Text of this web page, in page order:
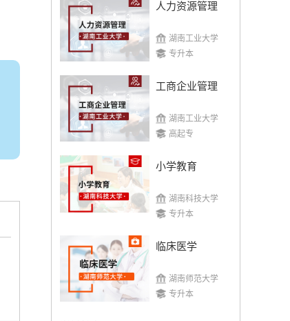
湖南师范大学
招生简章 立即报名
湖南工学院
招生简章 立即报名
人力资源管理
湖南工业大学
专升本
工商企业管理
湖南工业大学
高起专
小学教育
湖南科技大学
专升本
临床医学
湖南师范大学
专升本